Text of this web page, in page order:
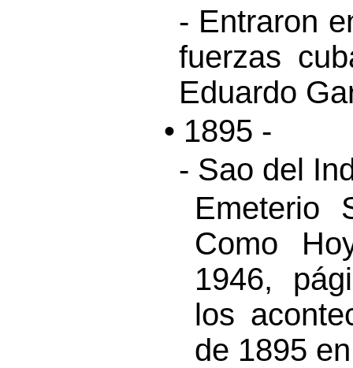
- Entraron
fuerzas
Eduardo
• 1895 -
- Sao del
Emeterio
Como
1946,
los
de 1895